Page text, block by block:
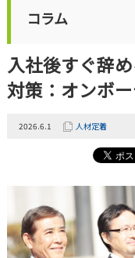
コラム
入社後すぐ辞
対策：オンボ
2026.6.1 人材定着